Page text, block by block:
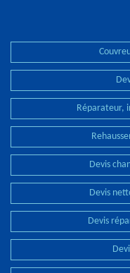
Réparateur,
Devis
Devis
Devis